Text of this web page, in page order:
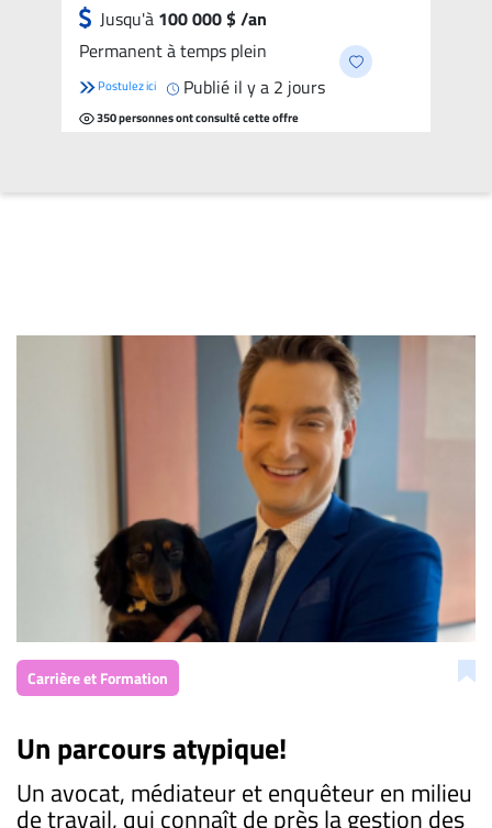
experience) - from 100k
per year
Jusqu'à 100 000 $ /an
Permanent à temps plein
Postulez ici Publié il y a 2 jours
350 personnes ont consulté cette offre
Carrière et Formation
Un parcours atypique!
Un avocat, médiateur et enquêteur en milieu
de travail, qui connaît de près la gestion des